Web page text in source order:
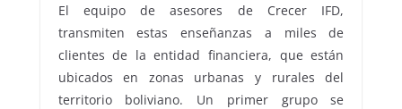
El equipo de asesores de Crecer IFD,
transmiten estas enseñanzas a miles de
clientes de la entidad financiera, que están
ubicados en zonas urbanas y rurales del
territorio boliviano. Un primer grupo se